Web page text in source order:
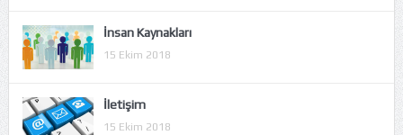
İnsan Kaynakları
15 Ekim 2018
İletişim
15 Ekim 2018